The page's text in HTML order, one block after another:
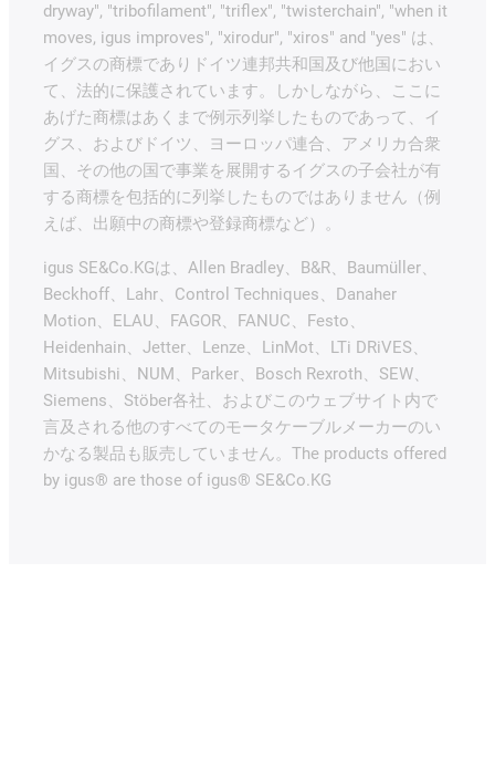
dryway", "tribofilament", "triflex", "twisterchain", "when it
moves, igus improves", "xirodur", "xiros" and "yes" は、
イグスの商標でありドイツ連邦共和国及び他国におい
て、法的に保護されています。しかしながら、ここに
あげた商標はあくまで例示列挙したものであって、イ
グス、およびドイツ、ヨーロッパ連合、アメリカ合衆
国、その他の国で事業を展開するイグスの子会社が有
する商標を包括的に列挙したものではありません（例
えば、出願中の商標や登録商標など）。
igus SE&Co.KGは、Allen Bradley、B&R、Baumüller、
Beckhoff、Lahr、Control Techniques、Danaher
Motion、ELAU、FAGOR、FANUC、Festo、
Heidenhain、Jetter、Lenze、LinMot、LTi DRiVES、
Mitsubishi、NUM、Parker、Bosch Rexroth、SEW、
Siemens、Stöber各社、およびこのウェブサイト内で
言及される他のすべてのモータケーブルメーカーのい
かなる製品も販売していません。The products offered
by igus® are those of igus® SE&Co.KG